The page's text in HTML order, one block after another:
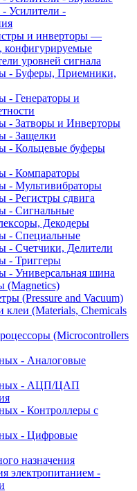
Усилители -
и инверторы —
конфигурируемые
уровней сигнала
- Буферы, Приемники,
- Генераторы и
- Затворы и Инверторы
- Защелки
- Кольцевые буферы
- Компараторы
- Мультивибраторы
- Регистры сдвига
- Сигнальные
Декодеры
- Специальные
- Счетчики, Делители
- Триггеры
- Универсальная шина
(Magnetics)
(Pressure and Vacuum)
(Materials, Chemicals
(Microcontrollers
- Аналоговые
- АЦП/ЦАП
- Контроллеры с
- Цифровые
назначения
электропитанием -